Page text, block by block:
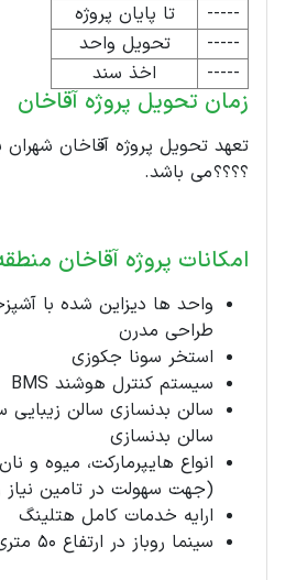
-----
تا پایان پروژه
-----
تحویل واحد
-----
اخذ سند
زمان تحویل پروژه آقاخان
تعهد تحویل پروژه آقاخان شهران
؟؟؟؟ می باشد.
امکانات پروژه آقاخان منطقه
واحد ها دیزاین شده با
طراحی مدرن
استخر سونا جکوزی
سیستم کنترل هوشند BMS
سالن بدنسازی سالن زیبایی
سالن بدنسازی
انواع هایپرمارکت، میوه و
(جهت سهولت در تامین نیاز
ارایه خدمات کامل هتلینگ
سینما روباز در ارتفاع 50 متری